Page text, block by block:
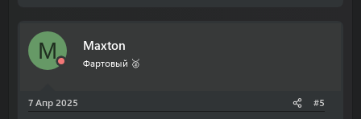
M Maxton
Фартовый 🥈
7 Апр 2025 #5